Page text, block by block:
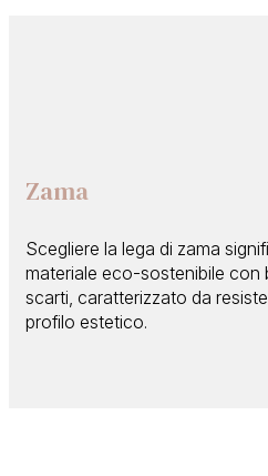
Zama
Scegliere la lega di zama
materiale eco-sostenibile con
scarti, caratterizzato da
profilo estetico.